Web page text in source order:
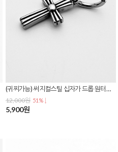
(귀찌가능) 써지컬스틸 십자가 드롭 원터치 링 귀걸이 패턴 남녀공용 데일리 귀걸이 E-0608
12,000원 51% ↓
5,900원